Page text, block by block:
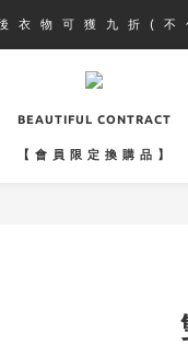
衣 物 可 獲 九 折 (
BEAUTIFUL CONTRACT
【 會 員 限 定 換 購 品 】